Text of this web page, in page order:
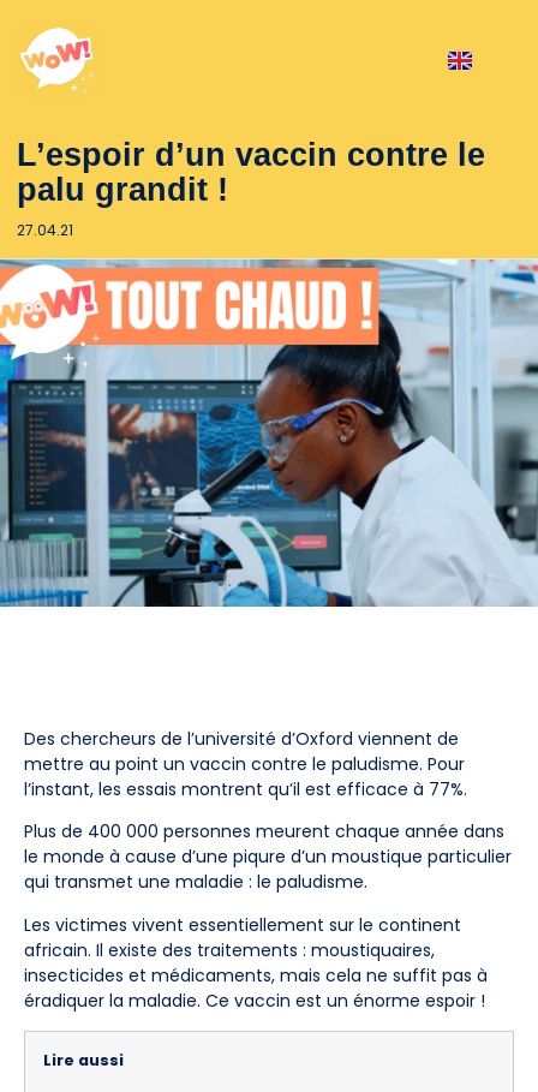
L’espoir d’un vaccin contre le
palu grandit !
27.04.21
Des chercheurs de l’université d’Oxford viennent de
mettre au point un vaccin contre le paludisme. Pour
l’instant, les essais montrent qu’il est efficace à 77%.
Plus de 400 000 personnes meurent chaque année dans
le monde à cause d’une piqure d’un moustique particulier
qui transmet une maladie : le paludisme.
Les victimes vivent essentiellement sur le continent
africain. Il existe des traitements : moustiquaires,
insecticides et médicaments, mais cela ne suffit pas à
éradiquer la maladie. Ce vaccin est un énorme espoir !
Lire aussi